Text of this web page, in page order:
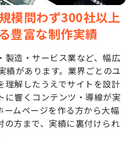
模問わず300社以上
豊富な制作実績
製造・サービス業など、幅広
績があります。業界ごとのユ
理解したうえでサイトを設計
に響くコンテンツ・導線が実
ームページを作る方から大幅
の方まで、実績に裏付けられ